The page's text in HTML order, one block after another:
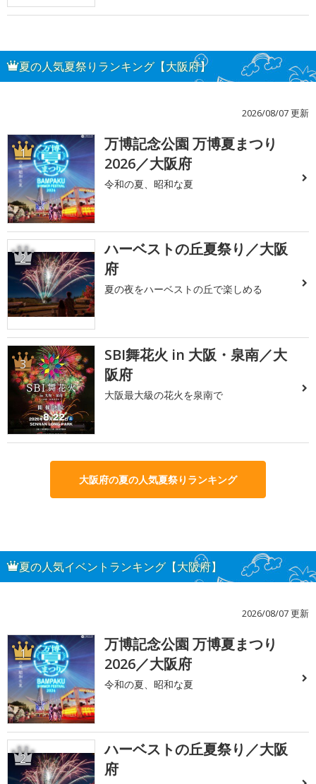
夏の人気夏祭りランキング【大阪府】
2026/08/07 更新
1
万博記念公園 万博夏まつり
2026／大阪府
令和の夏、昭和な夏
2
ハーベストの丘夏祭り／大阪
府
夏の夜をハーベストの丘で楽しめる
3
SBI舞花火 in 大阪・泉南／大
阪府
大阪最大級の花火を泉南で
大阪府の夏の人気夏祭りランキング
夏の人気イベントランキング【大阪府】
2026/08/07 更新
1
万博記念公園 万博夏まつり
2026／大阪府
令和の夏、昭和な夏
2
ハーベストの丘夏祭り／大阪
府